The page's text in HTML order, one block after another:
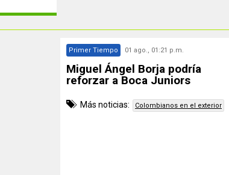
Primer Tiempo 01 ago., 01:21 p.m.
Miguel Ángel Borja podría
reforzar a Boca Juniors
Más noticias: Colombianos en el exterior